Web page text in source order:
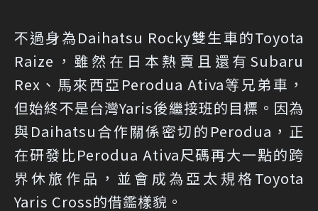
不過身為Daihatsu Rocky雙生車的Toyota
Raize，雖然在日本熱賣且還有Subaru
Rex、馬來西亞Perodua Ativa等兄弟車，
但始終不是台灣Yaris後繼接班的目標。因為
與Daihatsu合作關係密切的Perodua，正
在研發比Perodua Ativa尺碼再大一點的跨
界休旅作品，並會成為亞太規格Toyota
Yaris Cross的借鑑樣貌。